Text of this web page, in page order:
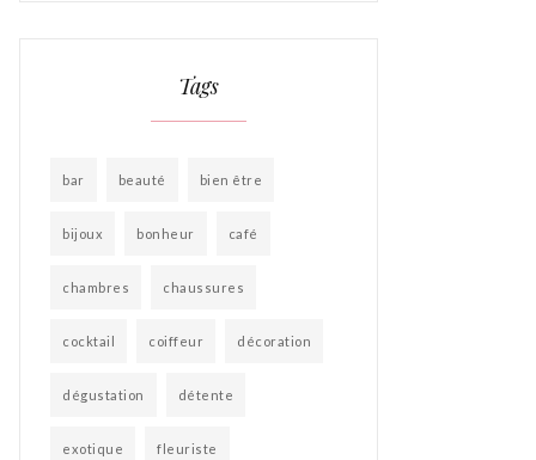
Tags
bar beauté bien être
bijoux bonheur café
chambres chaussures
cocktail coiffeur décoration
dégustation détente
exotique fleuriste